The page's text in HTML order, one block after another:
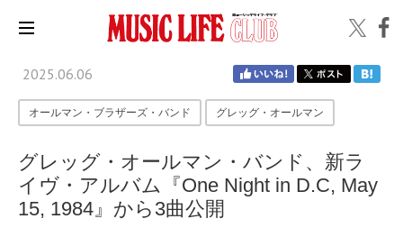
2025.06.06
オールマン・ブラザーズ・バンド グレッグ・オールマン
グレッグ・オールマン・バンド、新ラ
イヴ・アルバム『One Night in D.C, May
15, 1984』から3曲公開